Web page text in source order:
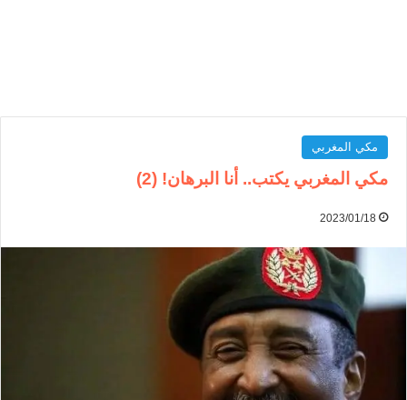
مكي المغربي
مكي المغربي يكتب.. أنا البرهان! (2)
2023/01/18